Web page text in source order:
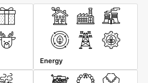
Energy